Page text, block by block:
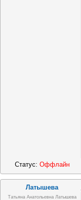
Статус: Оффлайн
Латышева
Татьяна Анатольевна Латышева